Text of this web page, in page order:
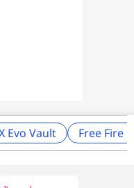
Evo Vault Free Fire